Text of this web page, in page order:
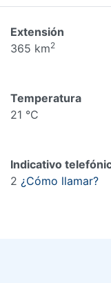
Extensión
365 km2
Temperatura
21 °C
Indicativo
2 ¿Cómo llamar?